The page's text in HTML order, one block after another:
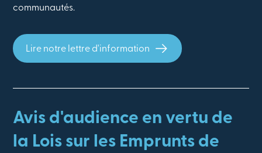
communautés.
Lire notre lettre d'information
Avis d'audience en vertu de
la Lois sur les Emprunts de